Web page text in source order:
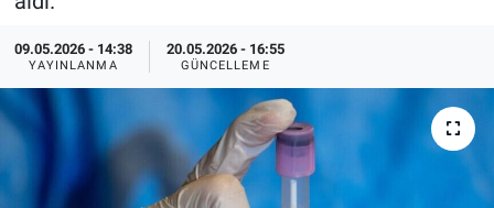
09.05.2026 - 14:38
YAYINLANMA
20.05.2026 - 16:55
GÜNCELLEME
Özel Haberler
Erişim Bilgileri